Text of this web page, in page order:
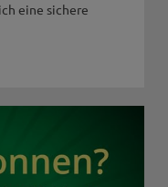
eine sichere